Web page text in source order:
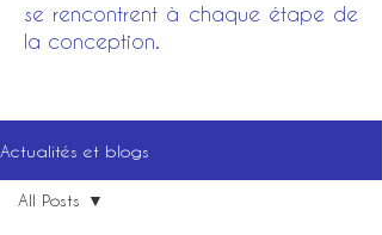
se rencontrent à chaque étape de
la conception.
Actualités et blogs
All Posts